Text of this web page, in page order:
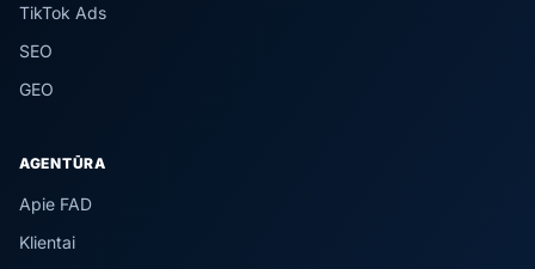
TikTok Ads
SEO
GEO
AGENTŪRA
Apie FAD
Klientai